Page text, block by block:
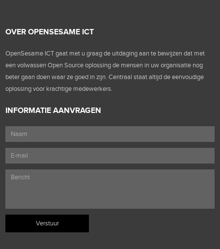
OVER OPENSESAME ICT
OpenSesame ICT gaat met u graag de uitdaging aan te bewijzen dat met
een volwassen Open Source oplossing de mensen in uw organisatie nog
beter gaan doen waar ze goed in zijn. Centraal staat altijd de eenvoudige
oplossing voor krachtige medewerkers.
INFORMATIE AANVRAGEN